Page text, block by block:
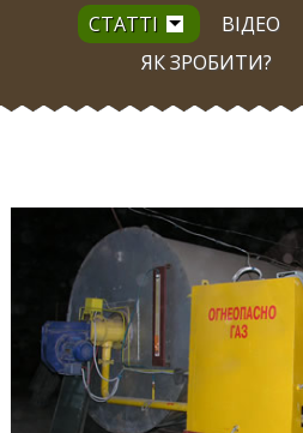
СТАТТІ ВІДЕО
ЯК ЗРОБИТИ?